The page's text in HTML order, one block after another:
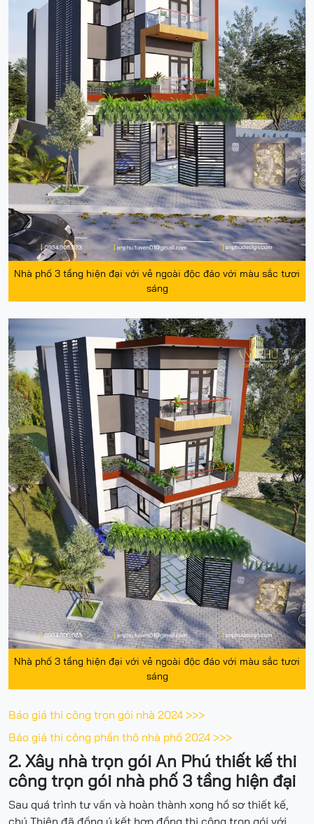
Nhà phố 3 tầng hiện đại với vẻ ngoài độc đáo với màu sắc tươi
sáng
Nhà phố 3 tầng hiện đại với vẻ ngoài độc đáo với màu sắc tươi
sáng
Báo giá thi công trọn gói nhà 2024 >>>
Báo giá thi công phần thô nhà phố 2024 >>>
2. Xây nhà trọn gói An Phú thiết kế thi
công trọn gói nhà phố 3 tầng hiện đại
Sau quá trình tư vấn và hoàn thành xong hồ sơ thiết kế,